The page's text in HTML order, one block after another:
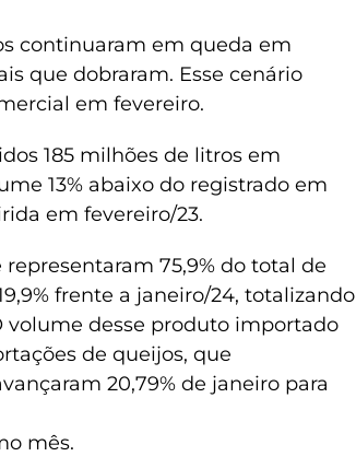
continuaram em queda em
que dobraram. Esse cenário
em fevereiro.
185 milhões de litros em
13% abaixo do registrado em
em fevereiro/23.
75,9% do total de
frente a janeiro/24, totalizando
volume desse produto importado
de queijos, que
20,79% de janeiro para
mês.